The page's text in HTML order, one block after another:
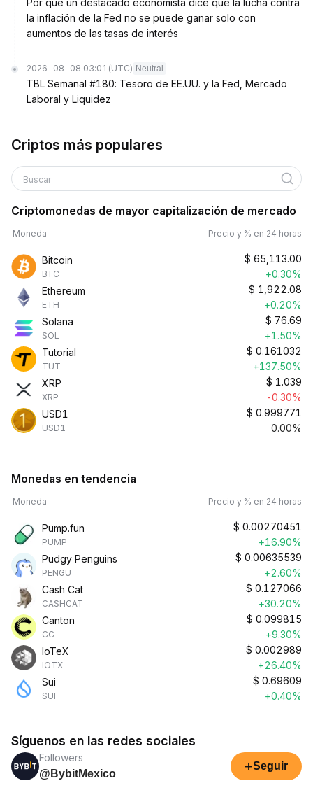
Por qué un destacado economista dice que la lucha contra
la inflación de la Fed no se puede ganar solo con
aumentos de las tasas de interés
2026-08-08 03:01 (UTC) Neutral
TBL Semanal #180: Tesoro de EE.UU. y la Fed, Mercado
Laboral y Liquidez
Criptos más populares
Buscar
Criptomonedas de mayor capitalización de mercado
Moneda Precio y % en 24 horas
Bitcoin
BTC
$ 65,113.00
+0.30%
Ethereum
ETH
$ 1,922.08
+0.20%
Solana
SOL
$ 76.69
+1.50%
Tutorial
TUT
$ 0.161032
+137.50%
XRP
XRP
$ 1.039
-0.30%
USD1
USD1
$ 0.999771
0.00%
Monedas en tendencia
Moneda Precio y % en 24 horas
Pump.fun
PUMP
$ 0.00270451
+16.90%
Pudgy Penguins
PENGU
$ 0.00635539
+2.60%
Cash Cat
CASHCAT
$ 0.127066
+30.20%
Canton
CC
$ 0.099815
+9.30%
IoTeX
IOTX
$ 0.002989
+26.40%
Sui
SUI
$ 0.69609
+0.40%
Síguenos en las redes sociales
Followers
@BybitMexico
+Seguir